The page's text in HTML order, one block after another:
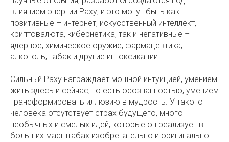
влиянием энергии Раху, и это могут быть как
позитивные – интернет, искусственный интеллект,
криптовалюта, кибернетика, так и негативные –
ядерное, химическое оружие, фармацевтика,
алкоголь, табак и другие интоксикации.
Сильный Раху награждает мощной интуицией, умением
жить здесь и сейчас, то есть осознанностью, умением
трансформировать иллюзию в мудрость. У такого
человека отсутствует страх будущего, много
необычных и смелых идей, которые он реализует в
больших масштабах изобретательно и оригинально